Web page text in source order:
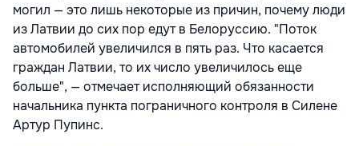
могил — это лишь некоторые из причин, почему люди
из Латвии до сих пор едут в Белоруссию. "Поток
автомобилей увеличился в пять раз. Что касается
граждан Латвии, то их число увеличилось еще
больше", — отмечает исполняющий обязанности
начальника пункта пограничного контроля в Силене
Артур Пупинс.